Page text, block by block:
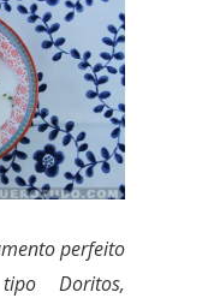
perfeito
Doritos,